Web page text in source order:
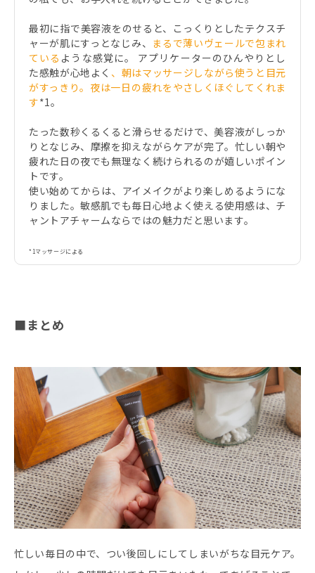
最初に指で美容液をのせると、こっくりとしたテクスチ
ャーが肌にすっとなじみ、 まるで薄いヴェールで包まれ
ている ような感覚に。 アプリケーターのひんやりとし
た感触が心地よく 、朝はマッサージしながら使うと目元
がすっきり。夜は一日の疲れをやさしくほぐしてくれま
す*1。
たった数秒くるくると滑らせるだけで、美容液がしっか
りとなじみ、摩擦を抑えながらケアが完了。忙しい朝や
疲れた日の夜でも無理なく続けられるのが嬉しいポイン
トです。
使い始めてからは、アイメイクがより楽しめるようにな
りました。敏感肌でも毎日心地よく使える使用感は、チ
ャントアチャームならではの魅力だと思います。
*1マッサージによる
■まとめ
忙しい毎日の中で、つい後回しにしてしまいがちな目元ケア。